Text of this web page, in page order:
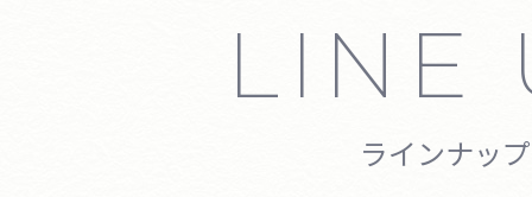
LINE
ラインナップ